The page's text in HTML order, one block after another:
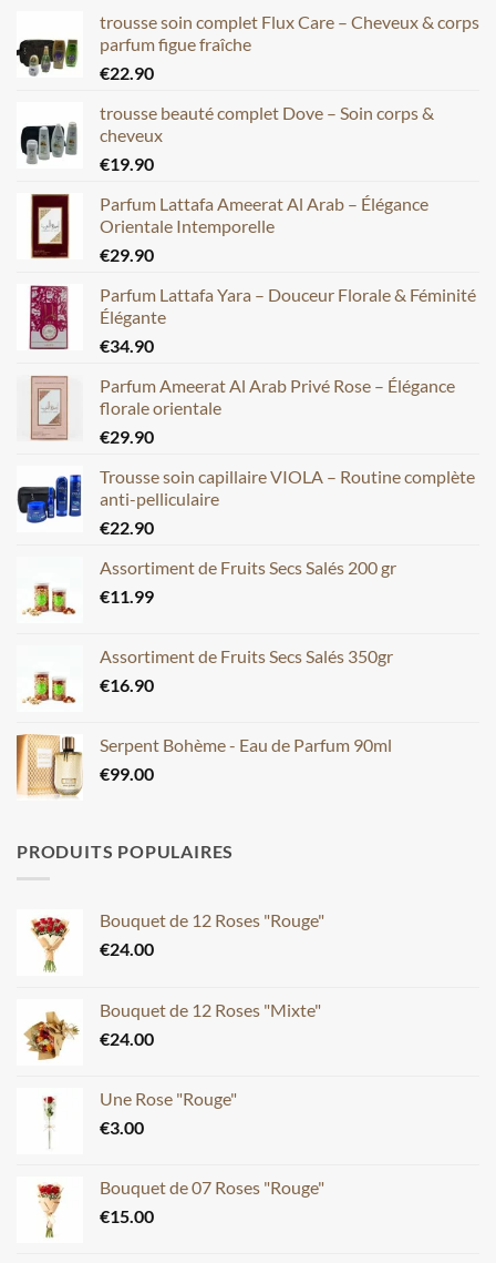
trousse soin complet Flux Care – Cheveux & corps
parfum figue fraîche
€22.90
trousse beauté complet Dove – Soin corps &
cheveux
€19.90
Parfum Lattafa Ameerat Al Arab – Élégance
Orientale Intemporelle
€29.90
Parfum Lattafa Yara – Douceur Florale & Féminité
Élégante
€34.90
Parfum Ameerat Al Arab Privé Rose – Élégance
florale orientale
€29.90
Trousse soin capillaire VIOLA – Routine complète
anti-pelliculaire
€22.90
Assortiment de Fruits Secs Salés 200 gr
€11.99
Assortiment de Fruits Secs Salés 350gr
€16.90
Serpent Bohème - Eau de Parfum 90ml
€99.00
PRODUITS POPULAIRES
Bouquet de 12 Roses "Rouge"
€24.00
Bouquet de 12 Roses "Mixte"
€24.00
Une Rose "Rouge"
€3.00
Bouquet de 07 Roses "Rouge"
€15.00